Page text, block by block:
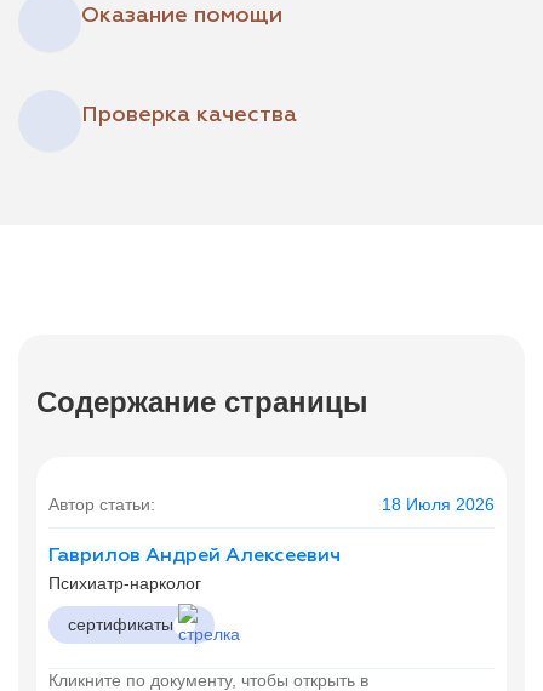
Оказание помощи
Проверка качества
Содержание страницы
Автор статьи: 18 Июля 2026
Гаврилов Андрей Алексеевич
Психиатр-нарколог
сертификаты
Кликните по документу, чтобы открыть в